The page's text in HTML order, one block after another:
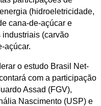
(hidroeletricidade,
cana-de-açúcar e
industriais (carvão
açúcar.
o estudo Brasil Net-
com a participação
Assad (FGV),
Nascimento (USP) e